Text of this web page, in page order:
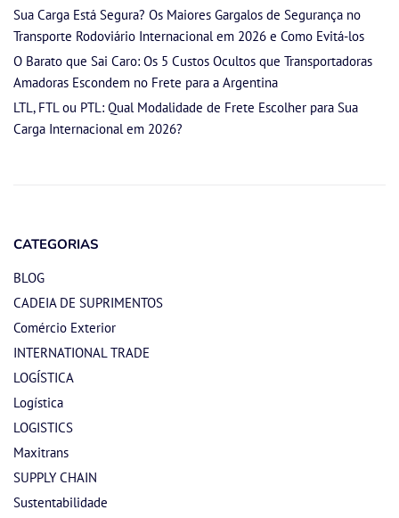
Sua Carga Está Segura? Os Maiores Gargalos de Segurança no
Transporte Rodoviário Internacional em 2026 e Como Evitá-los
O Barato que Sai Caro: Os 5 Custos Ocultos que Transportadoras
Amadoras Escondem no Frete para a Argentina
LTL, FTL ou PTL: Qual Modalidade de Frete Escolher para Sua
Carga Internacional em 2026?
CATEGORIAS
BLOG
CADEIA DE SUPRIMENTOS
Comércio Exterior
INTERNATIONAL TRADE
LOGÍSTICA
Logística
LOGISTICS
Maxitrans
SUPPLY CHAIN
Sustentabilidade